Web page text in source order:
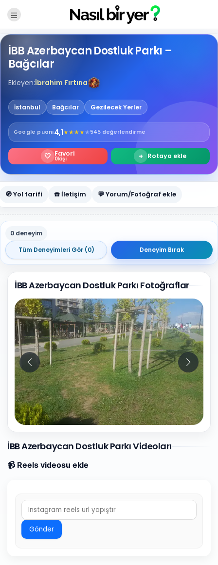
İBB Azerbaycan Dostluk Parkı –
Bağcılar
Ekleyen:İbrahim Fırtına
İstanbul Bağcılar Gezilecek Yerler
Google puanı4,1★★★★★ 545 değerlendirme
🤍 Favori
0kişi + Rotaya ekle
🧭 Yol tarifi ☎️ İletişim 💬 Yorum/Fotoğraf ekle
0 deneyim
Tüm Deneyimleri Gör (0)
Deneyim Bırak
İBB Azerbaycan Dostluk Parkı Fotoğraflar
10Fotoğraf
İBB Azerbaycan Dostluk Parkı Videoları
📹 Reels videosu ekle
Gönder